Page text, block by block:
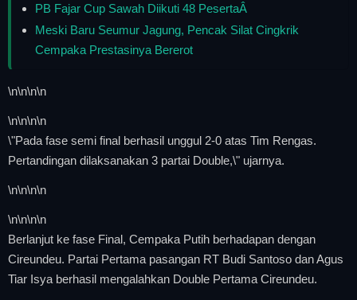
PB Fajar Cup Sawah Diikuti 48 PesertaÂ
Meski Baru Seumur Jagung, Pencak Silat Cingkrik
Cempaka Prestasinya Bererot
\n\n\n\n
\n\n\n\n
\"Pada fase semi final berhasil unggul 2-0 atas Tim Rengas.
Pertandingan dilaksanakan 3 partai Double,\" ujarnya.
\n\n\n\n
\n\n\n\n
Berlanjut ke fase Final, Cempaka Putih berhadapan dengan
Cireundeu. Partai Pertama pasangan RT Budi Santoso dan Agus
Tiar Isya berhasil mengalahkan Double Pertama Cireundeu.